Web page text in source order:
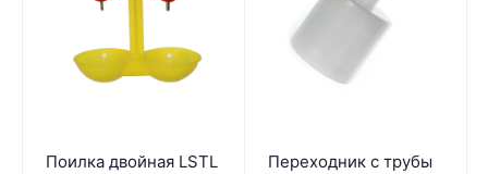
Поилка двойная LSTL
Переходник с трубы